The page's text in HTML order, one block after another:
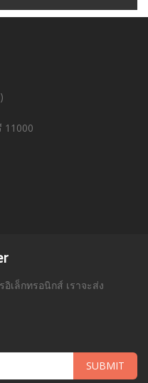
เล็กทรอนิกส์ เราจะส่ง
SUBMIT